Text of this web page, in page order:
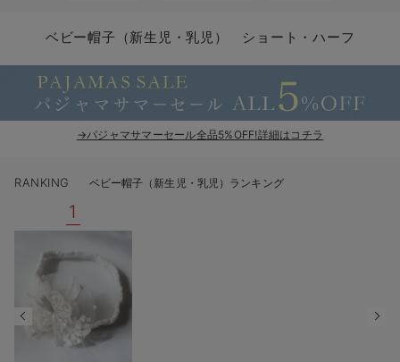
ベビー ブルマ
ベビー スカート
ベビー アウター
スタイ・よだれかけ（新生児・ベビー）
ベビー帽子（新生児・乳児）
新生児スリーパー・ベビーパジャマ
ベビー 雑貨 小物
ベビー安全グッズ
メモリアルグッズ
哺乳瓶
赤ちゃん 洗剤・洗濯用品・お掃除
赤ちゃん お風呂・ベビースキンケア
ベビーの動物なりきり特集
ベビー 夏のお役立ちグッズ特集
袴ロンパース特集
【アウトレット】パジャマ
【アウトレット】インナー
コットン素材
Tシャツブラ
親子セット
快適機能ウェア特集 トップス
快適機能ウェア特集 ボトムス
スカート
パジャマ
オフィス
きれいめ美脚パンツ派
ツィード派
短肌着
セット
快適ウェア10%OFF
ジャンパースカート/
ワーク・オフィス
10,001円（税込）〜
女の子におススメの
何枚あっても嬉しい
保温&リカバリー
レギンス・タイツ
【冬のあったか特集
ベビー帽子（新生児・乳児） ショート・ハーフ
→パジャマサマーセール全品5%OFF!詳細はコチラ
RANKING ベビー帽子（新生児・乳児）ランキング
1